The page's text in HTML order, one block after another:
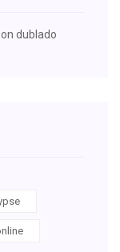
dublado